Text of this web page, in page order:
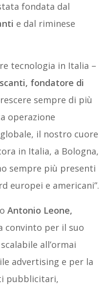
fondata dal
e dal riminese
tecnologia in Italia –
fondatore di
sempre di più
operazione
il nostro cuore
in Italia, a Bologna,
sempre più presenti
europei e americani”.
Antonio Leone,
convinto per il suo
all’ormai
advertising e per la
pubblicitari,